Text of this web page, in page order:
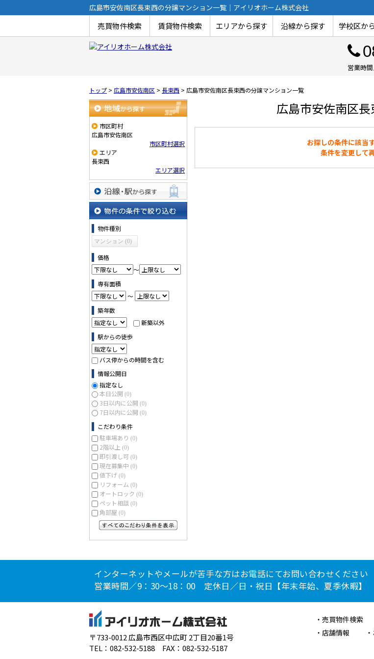
広島市安佐南区長束西の分譲マンション一覧｜アイリオホーム株式会社
売買物件検索 賃貸物件検索 エリアから探す 沿線から探す 学校区か
営業時
トップ > 広島市安佐南区 > 長束西 > 広島市安佐南区長束西の分譲マンション一覧
地域から探す
市区町村
広島市安佐南区
市区町村選択
エリア
長束西
エリア選択
沿線・駅から探す
物件の条件で絞り込む
物件種別
マンション (0)
価格
～
専有面積
～
築年数
新築以外
駅からの徒歩
バス停からの時間を含む
情報公開日
指定なし
本日公開 (0)
3日以内に公開 (0)
7日以内に公開 (0)
こだわり条件
駐車場あり (0)
2階以上 (0)
即引渡し可 (0)
現在募集中 (0)
値下げ (0)
リフォーム (0)
オートロック (0)
ペット相談 (0)
角部屋 (0)
広島市安佐南区
お探しの条件に該当
条件を変更して
インターネットやメールが苦手な方はお電話にてお問い合わせください
営業時間／9：30～18：00 定休日／日・祝日【年末年始、夏季休暇】
〒733-0012 広島市西区中広町 2丁目20番1号
TEL：082-532-5188 FAX：082-532-5187
売買物件検索
店舗情報